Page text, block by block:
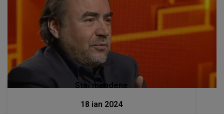
Stiri mondene
18 ian 2024